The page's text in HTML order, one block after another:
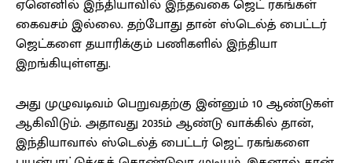
ஏனெனில் இந்தியாவில் இந்தவகை ஜெட் ரகங்கள்
கைவசம் இல்லை. தற்போது தான் ஸ்டெல்த் பைட்டர்
ஜெட்களை தயாரிக்கும் பணிகளில் இந்தியா
இறங்கியுள்ளது.
அது முழுவடிவம் பெறுவதற்கு இன்னும் 10 ஆண்டுகள்
ஆகிவிடும். அதாவது 2035ம் ஆண்டு வாக்கில் தான்,
இந்தியாவால் ஸ்டெல்த் பைட்டர் ஜெட் ரகங்களை